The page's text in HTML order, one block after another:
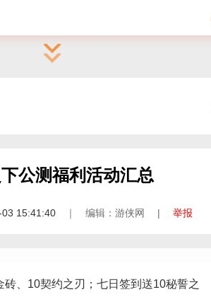
公测福利活动汇总
15:41:40 ｜ 编辑：游侠网 | 举报
、10契约之刃；七日签到送10秘誓之